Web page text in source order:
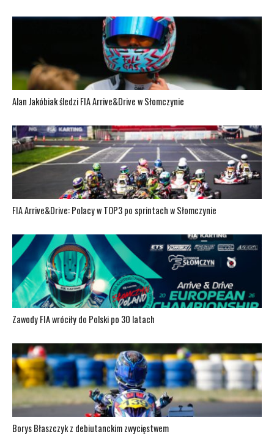
Alan Jakóbiak śledzi FIA Arrive&Drive w Słomczynie
FIA Arrive&Drive: Polacy w TOP3 po sprintach w Słomczynie
Zawody FIA wróciły do Polski po 30 latach
Borys Błaszczyk z debiutanckim zwycięstwem